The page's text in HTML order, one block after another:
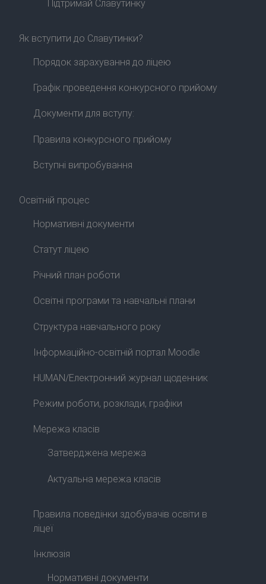
Підтримай Славутинку
Як вступити до Славутинки?
Порядок зарахування до ліцею
Графік проведення конкурсного прийому
Документи для вступу:
Правила конкурсного прийому
Вступні випробування
Освітній процес
Нормативні документи
Статут ліцею
Річний план роботи
Освітні програми та навчальні плани
Структура навчального року
Інформаційно-освітній портал Moodle
HUMAN/Електронний журнал щоденник
Режим роботи, розклади, графіки
Мережа класів
Затверджена мережа
Актуальна мережа класів
Правила поведінки здобувачів освіти в
ліцеї
Інклюзія
Нормативні документи